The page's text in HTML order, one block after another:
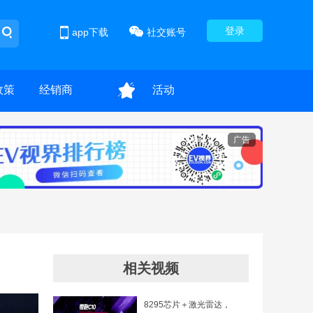
登录
社交账号
app下载
策 经销商 活动
广告
相关视频
8295芯片＋激光雷达，